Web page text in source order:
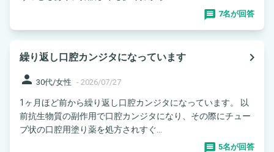
7名が回答
繰り返し口腔カンジタになっています
navigate_next
person 30代/女性 - 2026/07/27
1ヶ月ほど前から繰り返し口腔カンジタになっています。 以
前抗生物質の副作用で口腔カンジタになり、その際にチュー
ブ状の口腔用塗り薬を処方されすぐ...
5名が回答